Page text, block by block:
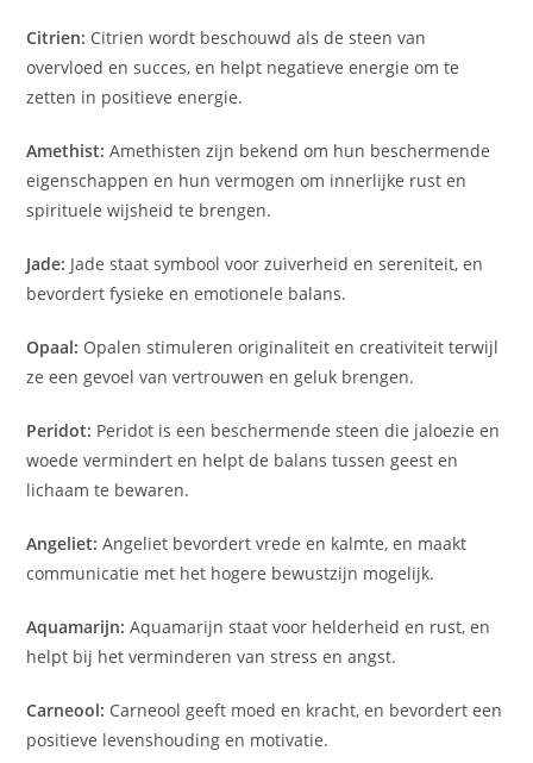
Citrien: Citrien wordt beschouwd als de steen van
overvloed en succes, en helpt negatieve energie om te
zetten in positieve energie.
Amethist: Amethisten zijn bekend om hun beschermende
eigenschappen en hun vermogen om innerlijke rust en
spirituele wijsheid te brengen.
Jade: Jade staat symbool voor zuiverheid en sereniteit, en
bevordert fysieke en emotionele balans.
Opaal: Opalen stimuleren originaliteit en creativiteit terwijl
ze een gevoel van vertrouwen en geluk brengen.
Peridot: Peridot is een beschermende steen die jaloezie en
woede vermindert en helpt de balans tussen geest en
lichaam te bewaren.
Angeliet: Angeliet bevordert vrede en kalmte, en maakt
communicatie met het hogere bewustzijn mogelijk.
Aquamarijn: Aquamarijn staat voor helderheid en rust, en
helpt bij het verminderen van stress en angst.
Carneool: Carneool geeft moed en kracht, en bevordert een
positieve levenshouding en motivatie.